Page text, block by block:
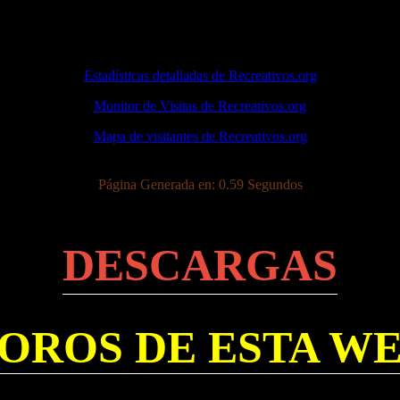
Estadísticas detalladas de Recreativos.org
Monitor de Visitas de Recreativos.org
Mapa de visitantes de Recreativos.org
Página Generada en: 0.59 Segundos
DESCARGAS
DE ESTA